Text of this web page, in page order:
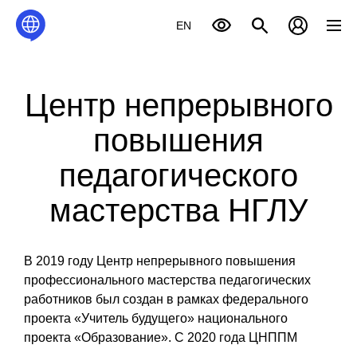
EN
Центр непрерывного
повышения
педагогического
мастерства НГЛУ
В 2019 году Центр непрерывного повышения
профессионального мастерства педагогических
работников был создан в рамках федерального
проекта «Учитель будущего» национального
проекта «Образование». С 2020 года ЦНППМ